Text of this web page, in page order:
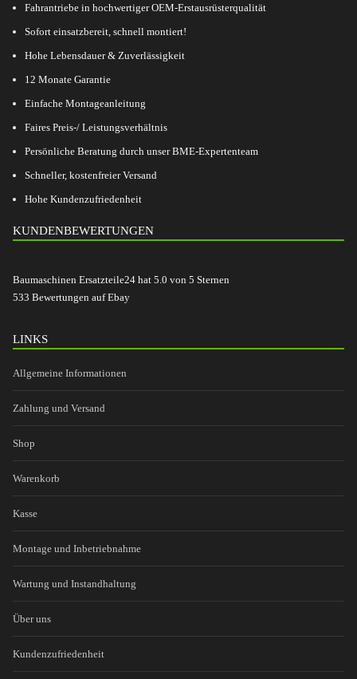
Fahrantriebe in hochwertiger OEM-Erstausrüsterqualität
Sofort einsatzbereit, schnell montiert!
Hohe Lebensdauer & Zuverlässigkeit
12 Monate Garantie
Einfache Montageanleitung
Faires Preis-/ Leistungsverhältnis
Persönliche Beratung durch unser BME-Expertenteam
Schneller, kostenfreier Versand
Hohe Kundenzufriedenheit
KUNDENBEWERTUNGEN
Baumaschinen Ersatzteile24 hat 5.0 von 5 Sternen
533 Bewertungen auf Ebay
LINKS
Allgemeine Informationen
Zahlung und Versand
Shop
Warenkorb
Kasse
Montage und Inbetriebnahme
Wartung und Instandhaltung
Über uns
Kundenzufriedenheit